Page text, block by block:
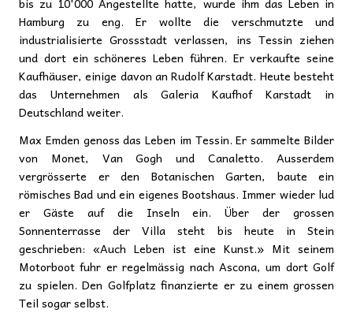
Hamburg zu eng. Er wollte die verschmutzte und
industrialisierte Grossstadt verlassen, ins Tessin ziehen
und dort ein schöneres Leben führen. Er verkaufte seine
Kaufhäuser, einige davon an Rudolf Karstadt. Heute besteht
das Unternehmen als Galeria Kaufhof Karstadt in
Deutschland weiter.
Max Emden genoss das Leben im Tessin. Er sammelte Bilder
von Monet, Van Gogh und Canaletto. Ausserdem
vergrösserte er den Botanischen Garten, baute ein
römisches Bad und ein eigenes Bootshaus. Immer wieder lud
er Gäste auf die Inseln ein. Über der grossen
Sonnenterrasse der Villa steht bis heute in Stein
geschrieben: «Auch Leben ist eine Kunst.» Mit seinem
Motorboot fuhr er regelmässig nach Ascona, um dort Golf
zu spielen. Den Golfplatz finanzierte er zu einem grossen
Teil sogar selbst.